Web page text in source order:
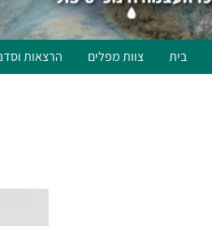
בית צוות מפלים הרצאות